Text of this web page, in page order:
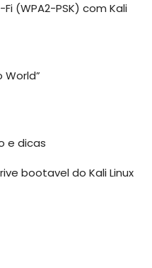
(WPA2-PSK) com Kali
World”
e dicas
bootavel do Kali Linux